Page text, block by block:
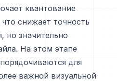
квантование
снижает точность
но значительно
На этом этапе
для
важной визуальной